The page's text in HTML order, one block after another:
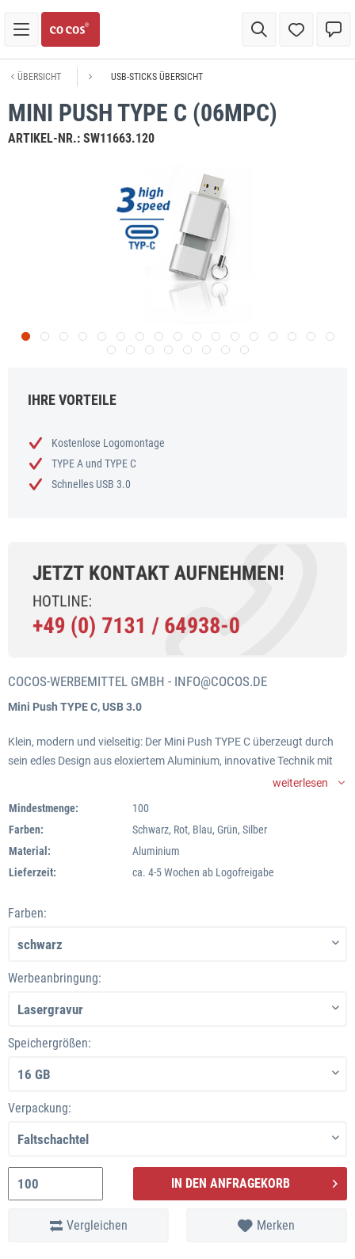
ÜBERSICHT USB-STICKS ÜBERSICHT
MINI PUSH TYPE C (06MPC)
ARTIKEL-NR.: SW11663.120
IHRE VORTEILE
Kostenlose Logomontage
TYPE A und TYPE C
Schnelles USB 3.0
COCOS-WERBEMITTEL GMBH - INFO@COCOS.DE
Mini Push TYPE C, USB 3.0
Klein, modern und vielseitig: Der Mini Push TYPE C überzeugt durch
sein edles Design aus eloxiertem Aluminium, innovative Technik mit
USB 3.0 und Dual-Anschlüssen sowie individuelle Möglichkeiten zur
und nachhaltigen Verpackungsoptionen ist er der perfekte
Werbeartikel, der Ihre Marke glänzen lässt.
weiterlesen
Mindestmenge:
100
Farben:
Schwarz, Rot, Blau, Grün, Silber
Material:
Aluminium
Lieferzeit:
ca. 4-5 Wochen ab Logofreigabe
Farben:
Werbeanbringung:
Speichergrößen:
Verpackung:
IN DEN ANFRAGEKORB
Vergleichen Merken